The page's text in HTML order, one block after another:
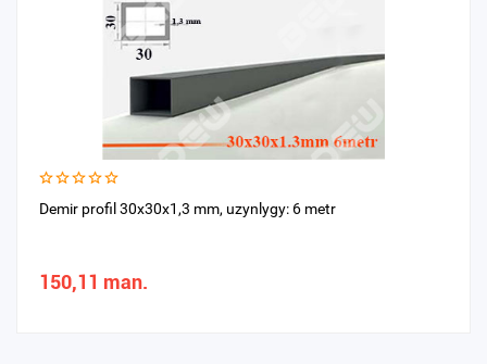
Demir profil 30x30x1,3 mm, uzynlygy: 6 metr
150,11 man.